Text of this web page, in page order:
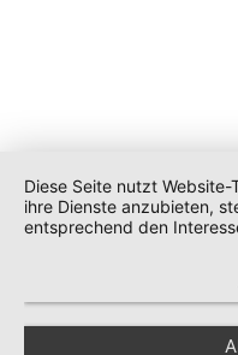
Diese Seite nutzt
ihre Dienste anzubieten,
entsprechend den